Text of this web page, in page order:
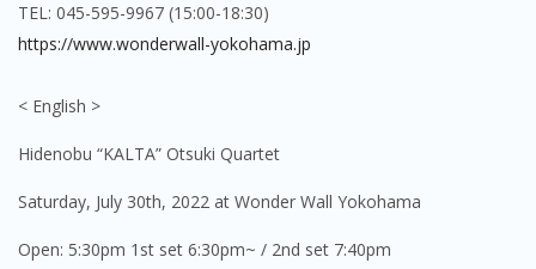
TEL: 045-595-9967 (15:00-18:30)
https://www.wonderwall-yokohama.jp
< English >
Hidenobu “KALTA” Otsuki Quartet
Saturday, July 30th, 2022 at Wonder Wall Yokohama
Open: 5:30pm 1st set 6:30pm~ / 2nd set 7:40pm